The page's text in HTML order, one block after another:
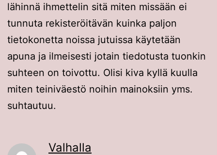
lähinnä ihmettelin sitä miten missään ei
tunnuta rekisteröitävän kuinka paljon
tietokonetta noissa jutuissa käytetään
apuna ja ilmeisesti jotain tiedotusta tuonkin
suhteen on toivottu. Olisi kiva kyllä kuulla
miten teiniväestö noihin mainoksiin yms.
suhtautuu.
Valhalla